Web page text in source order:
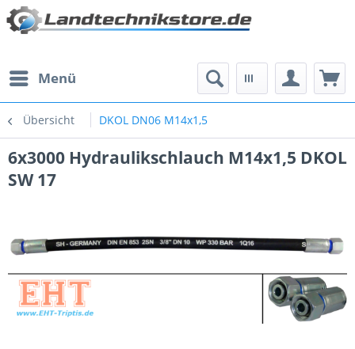
Menü
Übersicht DKOL DN06 M14x1,5
6x3000 Hydraulikschlauch M14x1,5 DKOL
SW 17